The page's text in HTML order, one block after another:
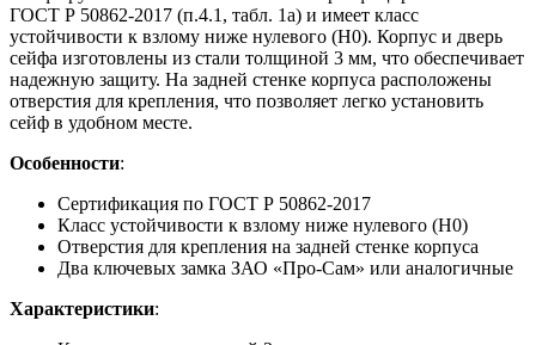
ГОСТ Р 50862-2017 (п.4.1, табл. 1а) и имеет класс
устойчивости к взлому ниже нулевого (Н0). Корпус и дверь
сейфа изготовлены из стали толщиной 3 мм, что обеспечивает
надежную защиту. На задней стенке корпуса расположены
отверстия для крепления, что позволяет легко установить
сейф в удобном месте.
Особенности:
Сертификация по ГОСТ Р 50862-2017
Класс устойчивости к взлому ниже нулевого (Н0)
Отверстия для крепления на задней стенке корпуса
Два ключевых замка ЗАО «Про-Сам» или аналогичные
Характеристики: